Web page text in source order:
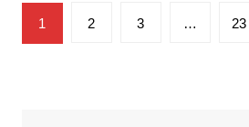
Paginasi
pos
1 2 3 … 23